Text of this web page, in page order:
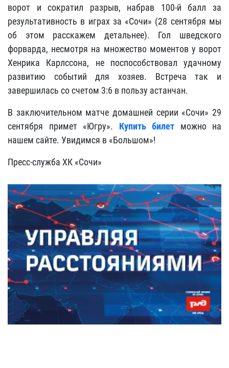
ворот и сократил разрыв, набрав 100-й балл за
результативность в играх за «Сочи» (28 сентября мы
об этом расскажем детальнее). Гол шведского
форварда, несмотря на множество моментов у ворот
Хенрика Карлссона, не поспособствовал удачному
развитию событий для хозяев. Встреча так и
завершилась со счетом 3:6 в пользу астанчан.
В заключительном матче домашней серии «Сочи» 29
сентября примет «Югру». Купить билет можно на
нашем сайте. Увидимся в «Большом»!
Пресс-служба ХК «Сочи»